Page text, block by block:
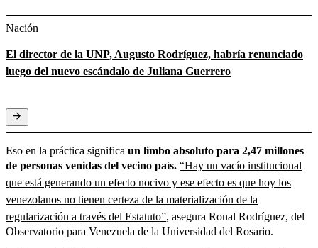
Nación
El director de la UNP, Augusto Rodríguez, habría renunciado
luego del nuevo escándalo de Juliana Guerrero
Eso en la práctica significa un limbo absoluto para 2,47 millones
de personas venidas del vecino país. “Hay un vacío institucional
que está generando un efecto nocivo y ese efecto es que hoy los
venezolanos no tienen certeza de la materialización de la
regularización a través del Estatuto”, asegura Ronal Rodríguez, del
Observatorio para Venezuela de la Universidad del Rosario.